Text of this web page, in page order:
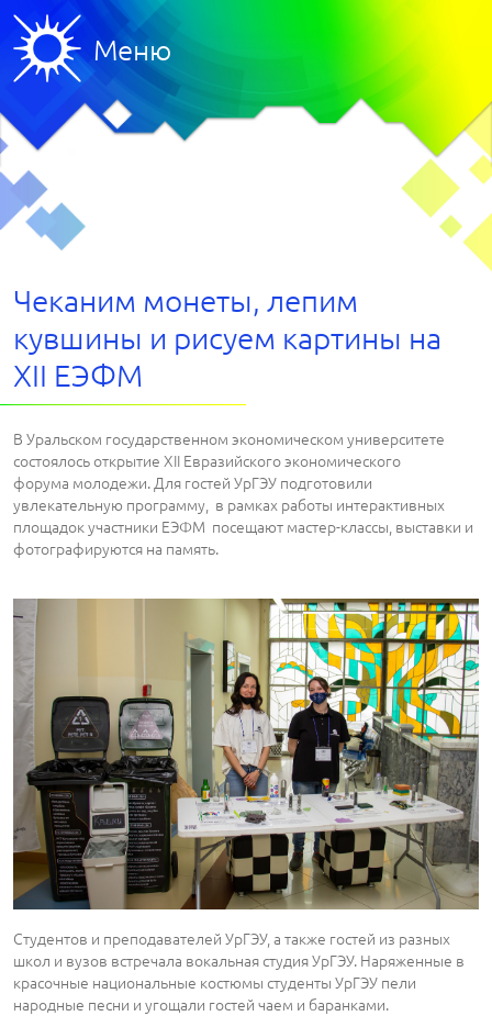
Меню
Чеканим монеты, лепим
кувшины и рисуем картины на
XII ЕЭФМ
В Уральском государственном экономическом университете
состоялось открытие XII Евразийского экономического
форума молодежи. Для гостей УрГЭУ подготовили
увлекательную программу, в рамках работы интерактивных
площадок участники ЕЭФМ посещают мастер-классы, выставки и
фотографируются на память.
Студентов и преподавателей УрГЭУ, а также гостей из разных
школ и вузов встречала вокальная студия УрГЭУ. Наряженные в
красочные национальные костюмы студенты УрГЭУ пели
народные песни и угощали гостей чаем и баранками.